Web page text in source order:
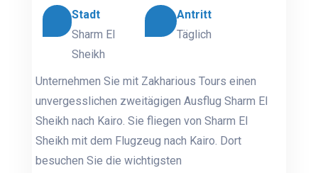
Stadt
Sharm El
Sheikh
Antritt
Täglich
Unternehmen Sie mit Zakharious Tours einen
unvergesslichen zweitägigen Ausflug Sharm El
Sheikh nach Kairo. Sie fliegen von Sharm El
Sheikh mit dem Flugzeug nach Kairo. Dort
besuchen Sie die wichtigsten